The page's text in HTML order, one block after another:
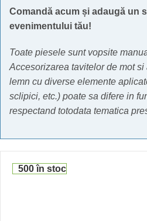
Comandă acum și adaugă un
evenimentului tău!
Toate piesele sunt vopsite
Accesorizarea tavitelor de mot
lemn cu diverse elemente
sclipici, etc.) poate sa difere in
respectand totodata tematica
500 în stoc